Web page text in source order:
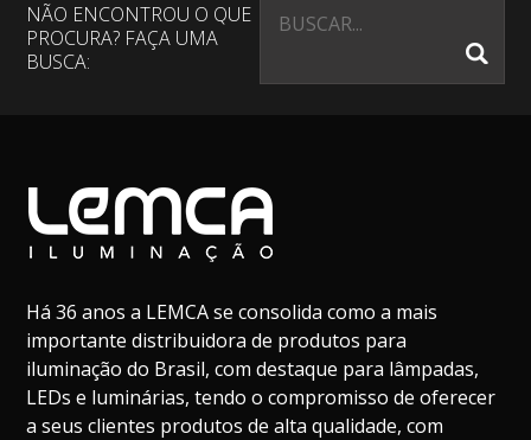
NÃO ENCONTROU O QUE
PROCURA? FAÇA UMA
BUSCA:
Há 36 anos a LEMCA se consolida como a mais
importante distribuidora de produtos para
iluminação do Brasil, com destaque para lâmpadas,
LEDs e luminárias, tendo o compromisso de oferecer
a seus clientes produtos de alta qualidade, com